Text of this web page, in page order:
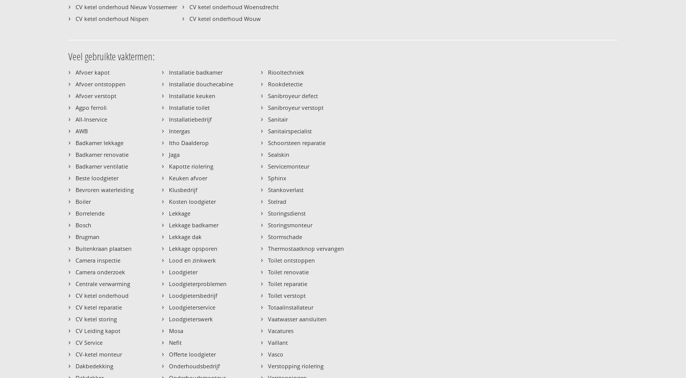
› CV ketel onderhoud Nieuw Vossemeer
› CV ketel onderhoud Nispen
› CV ketel onderhoud Woensdrecht
› CV ketel onderhoud Wouw
Veel gebruikte vaktermen:
› Afvoer kapot
› Afvoer ontstoppen
› Afvoer verstopt
› Agpo ferroli
› All-Inservice
› AWB
› Badkamer lekkage
› Badkamer renovatie
› Badkamer ventilatie
› Beste loodgieter
› Bevroren waterleiding
› Boiler
› Borrelende
› Bosch
› Brugman
› Buitenkraan plaatsen
› Camera inspectie
› Camera onderzoek
› Centrale verwarming
› CV ketel onderhoud
› CV ketel reparatie
› CV ketel storing
› CV Leiding kapot
› CV Service
› CV-ketel monteur
› Dakbedekking
› Installatie badkamer
› Installatie douchecabine
› Installatie keuken
› Installatie toilet
› Installatiebedrijf
› Intergas
› Itho Daalderop
› Jaga
› Kapotte riolering
› Keuken afvoer
› Klusbedrijf
› Kosten loodgieter
› Lekkage
› Lekkage badkamer
› Lekkage dak
› Lekkage opsporen
› Lood en zinkwerk
› Loodgieter
› Loodgieterproblemen
› Loodgietersbedrijf
› Loodgieterservice
› Loodgieterswerk
› Mosa
› Nefit
› Offerte loodgieter
› Onderhoudsbedrijf
› Riooltechniek
› Rookdetectie
› Sanibroyeur defect
› Sanibroyeur verstopt
› Sanitair
› Sanitairspecialist
› Schoorsteen reparatie
› Sealskin
› Servicemonteur
› Sphinx
› Stankoverlast
› Stelrad
› Storingsdienst
› Storingsmonteur
› Stormschade
› Thermostaatknop vervangen
› Toilet ontstoppen
› Toilet renovatie
› Toilet reparatie
› Toilet verstopt
› Totaalinstallateur
› Vaatwasser aansluiten
› Vacatures
› Vaillant
› Vasco
› Verstopping riolering